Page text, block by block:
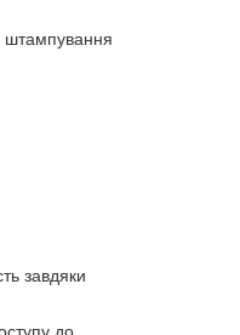
штампування
завдяки
до